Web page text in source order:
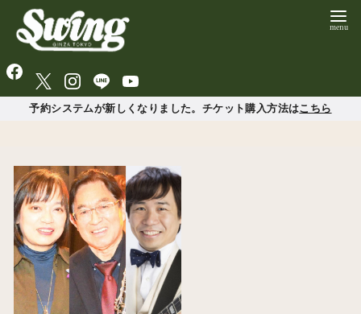
予約システムが新しくなりました。チケット購入方法はこちら